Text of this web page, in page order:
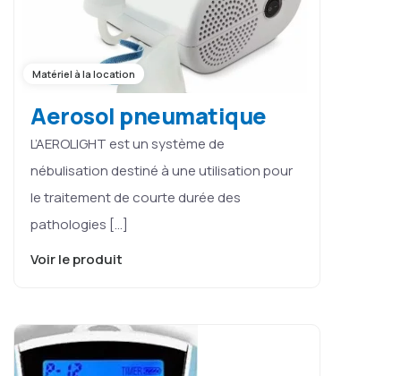
Matériel à la location
Aerosol pneumatique
L’AEROLIGHT est un système de
nébulisation destiné à une utilisation pour
le traitement de courte durée des
pathologies […]
Voir le produit